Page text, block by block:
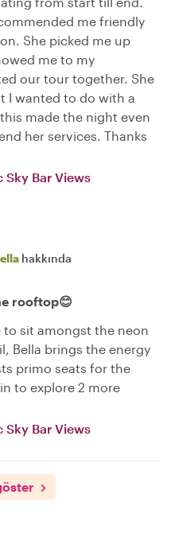
me friendly
She picked me up
me to my
our tour together. She
I wanted to do with a
made the night even
her services. Thanks
Sky Bar Views
hakkında
rooftop😊
to sit amongst the neon
Bella brings the energy
primo seats for the
to explore 2 more
Sky Bar Views